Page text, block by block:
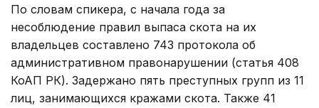
По словам спикера, с начала года за
несоблюдение правил выпаса скота на их
владельцев составлено 743 протокола об
административном правонарушении (статья 408
КоАП РК). Задержано пять преступных групп из 11
лиц, занимающихся кражами скота. Также 41